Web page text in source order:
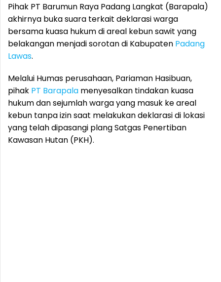
Pihak PT Barumun Raya Padang Langkat (Barapala)
akhirnya buka suara terkait deklarasi warga
bersama kuasa hukum di areal kebun sawit yang
belakangan menjadi sorotan di Kabupaten Padang
Lawas.
Melalui Humas perusahaan, Pariaman Hasibuan,
pihak PT Barapala menyesalkan tindakan kuasa
hukum dan sejumlah warga yang masuk ke areal
kebun tanpa izin saat melakukan deklarasi di lokasi
yang telah dipasangi plang Satgas Penertiban
Kawasan Hutan (PKH).